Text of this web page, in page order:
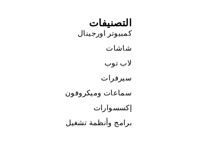
التصنيفات
كمبيوتر اورجينال
شاشات
لاب توب
سيرفرات
سماعات وميكروفون
إكسسوارات
برامج وأنظمة تشغيل